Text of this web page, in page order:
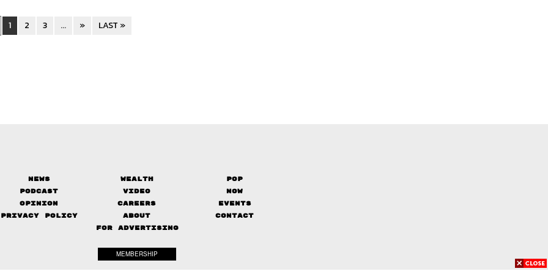
1 2 3 ... » LAST »
News Wealth
Pop
Podcast
Video
Now
Opinion
Careers
Events
Privacy Policy
About
Contact
FOR ADVERTISING
MEMBERSHIP